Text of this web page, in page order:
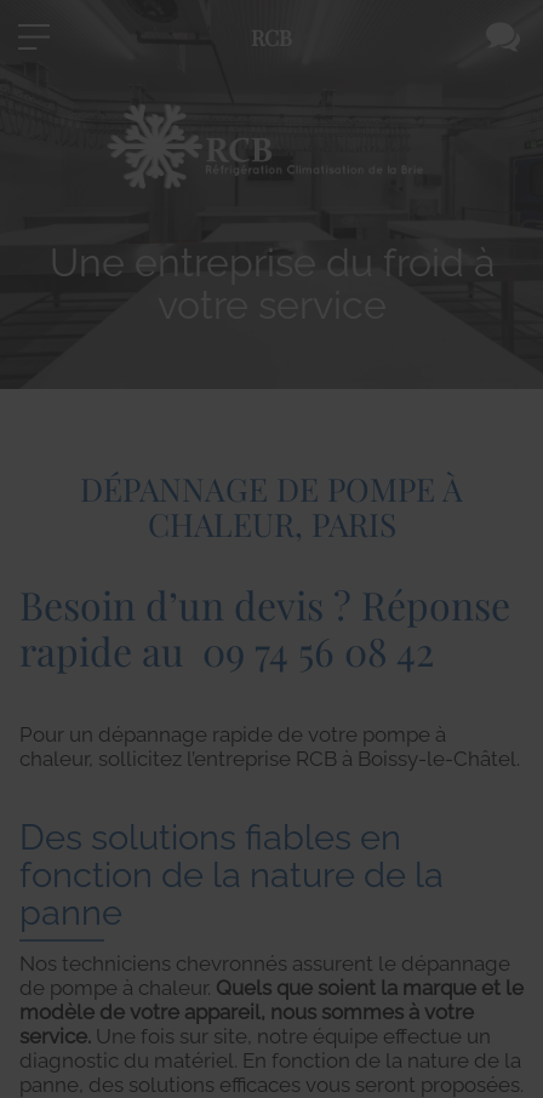
Une entreprise du froid à
DÉPANNAGE DE POMPE À
CHALEUR, PARIS
Besoin d’un devis ? Réponse
rapide au 09 74 56 08 42
Pour un dépannage rapide de votre pompe à
chaleur, sollicitez l’entreprise RCB à Boissy-le-Châtel.
Des solutions fiables en
fonction de la nature de la
panne
Nos techniciens chevronnés assurent le dépannage
de pompe à chaleur. Quels que soient la marque et le
modèle de votre appareil, nous sommes à votre
service. Une fois sur site, notre équipe effectue un
diagnostic du matériel. En fonction de la nature de la
panne, des solutions efficaces vous seront proposées.
RCB